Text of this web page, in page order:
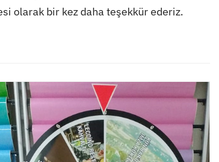
olarak bir kez daha teşekkür ederiz.